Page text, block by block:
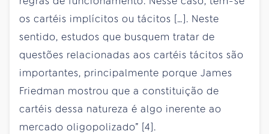
os cartéis implícitos ou tácitos […]. Neste
sentido, estudos que busquem tratar de
questões relacionadas aos cartéis tácitos são
importantes, principalmente porque James
Friedman mostrou que a constituição de
cartéis dessa natureza é algo inerente ao
mercado oligopolizado” [4].